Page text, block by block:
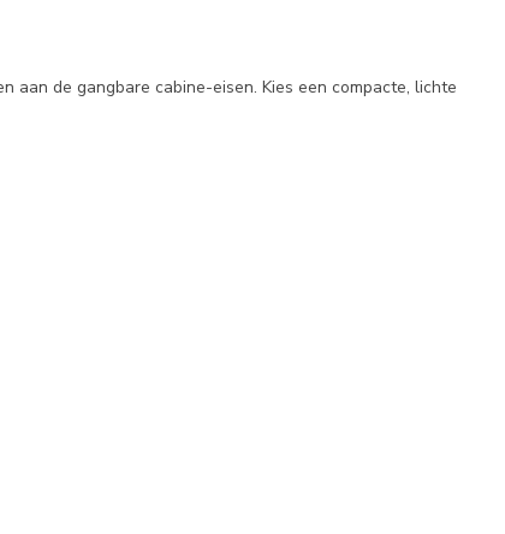
aan de gangbare cabine-eisen. Kies een compacte, lichte